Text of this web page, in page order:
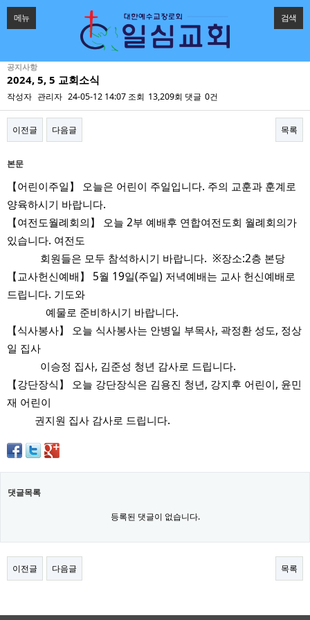
메뉴 검색
공지사항
2024, 5, 5 교회소식
작성자 관리자 24-05-12 14:07 조회 13,209회 댓글 0건
이전글 다음글 목록
본문
【어린이주일】 오늘은 어린이 주일입니다. 주의 교훈과 훈계로
양육하시기 바랍니다.
【여전도월례회의】 오늘 2부 예배후 연합여전도회 월례회의가
있습니다. 여전도
회원들은 모두 참석하시기 바랍니다. ※장소:2층 본당
【교사헌신예배】 5월 19일(주일) 저녁예배는 교사 헌신예배로
드립니다. 기도와
예물로 준비하시기 바랍니다.
【식사봉사】 오늘 식사봉사는 안병일 부목사, 곽정환 성도, 정상
일 집사
이승정 집사, 김준성 청년 감사로 드립니다.
【강단장식】 오늘 강단장식은 김용진 청년, 강지후 어린이, 윤민
재 어린이
권지원 집사 감사로 드립니다.
댓글목록
등록된 댓글이 없습니다.
이전글 다음글 목록